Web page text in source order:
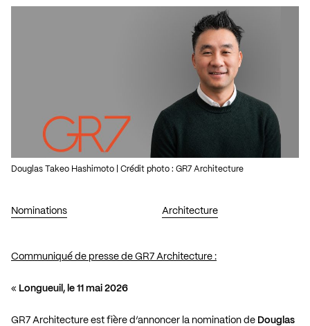
Nominations Architecture
Douglas Takeo Hashimoto | Crédit photo : GR7 Architecture
Communiqué de presse de GR7 Architecture :
« Longueuil, le 11 mai 2026
GR7 Architecture est fière d’annoncer la nomination de Douglas